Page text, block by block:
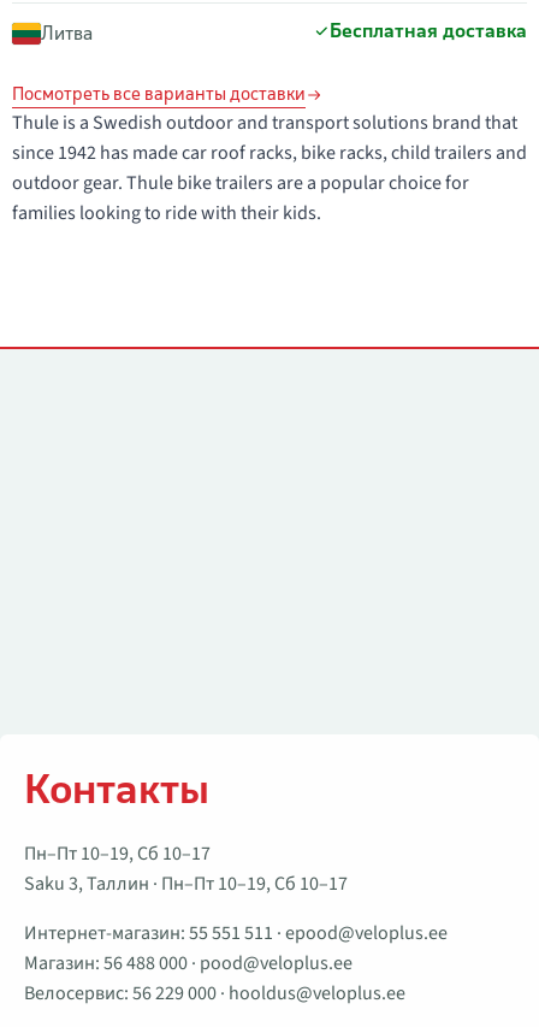
Литва Бесплатная доставка
Посмотреть все варианты доставки
Thule is a Swedish outdoor and transport solutions brand that
since 1942 has made car roof racks, bike racks, child trailers and
outdoor gear. Thule bike trailers are a popular choice for
families looking to ride with their kids.
Контакты
Пн–Пт 10–19, Сб 10–17
Saku 3, Таллин · Пн–Пт 10–19, Сб 10–17
Интернет-магазин:55 551 511 ·epood@veloplus.ee
Магазин:56 488 000· pood@veloplus.ee
Велосервис:56 229 000· hooldus@veloplus.ee